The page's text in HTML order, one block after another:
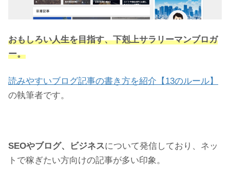
おもしろい人生を目指す、下剋上サラリーマンブロガ
ー。
読みやすいブログ記事の書き方を紹介【13のルール】
の執筆者です。
SEOやブログ、ビジネスについて発信しており、ネッ
トで稼ぎたい方向けの記事が多い印象。